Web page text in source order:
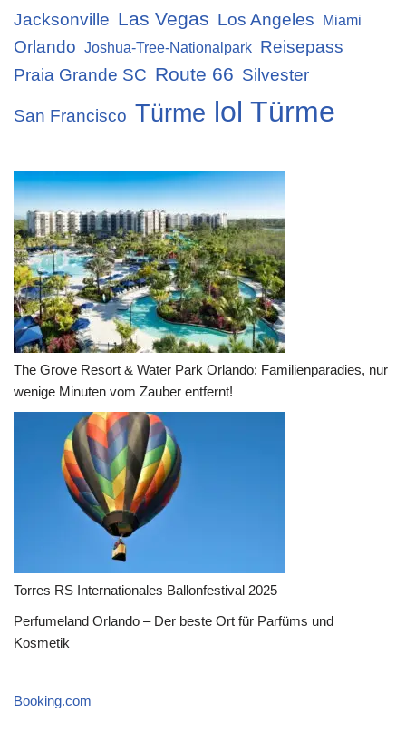
Jacksonville Las Vegas Los Angeles Miami
Orlando Joshua-Tree-Nationalpark Reisepass
Praia Grande SC Route 66 Silvester
San Francisco Türme lol Türme
The Grove Resort & Water Park Orlando: Familienparadies, nur
wenige Minuten vom Zauber entfernt!
Torres RS Internationales Ballonfestival 2025
Perfumeland Orlando – Der beste Ort für Parfüms und
Kosmetik
Booking.com